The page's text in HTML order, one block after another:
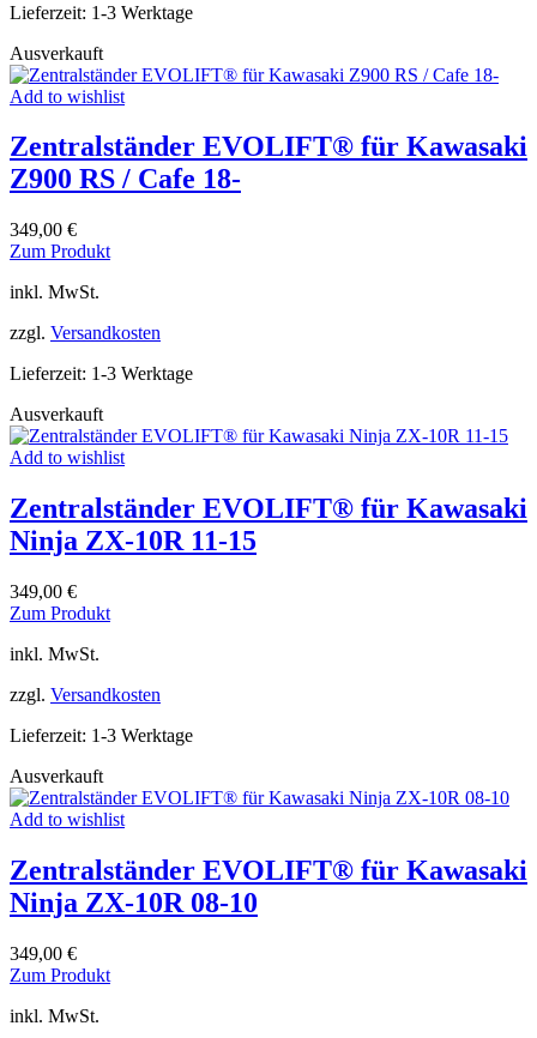
Die
auf
der
gewählt
werden
Lieferzeit: 1-3 Werktage
Ausverkauft
Add to wishlist
Zentralständer EVOLIFT® für Kawasaki
Z900 RS / Cafe 18-
349,00 €
Zum ProduktDieses
Varianten
Die
auf
der
gewählt
werden
inkl. MwSt.
zzgl. Versandkosten
Lieferzeit: 1-3 Werktage
Ausverkauft
Add to wishlist
Zentralständer EVOLIFT® für Kawasaki
Ninja ZX-10R 11-15
349,00 €
Zum ProduktDieses
Varianten
Die
auf
der
gewählt
werden
inkl. MwSt.
zzgl. Versandkosten
Lieferzeit: 1-3 Werktage
Ausverkauft
Add to wishlist
Zentralständer EVOLIFT® für Kawasaki
Ninja ZX-10R 08-10
349,00 €
Zum ProduktDieses
inkl. MwSt.